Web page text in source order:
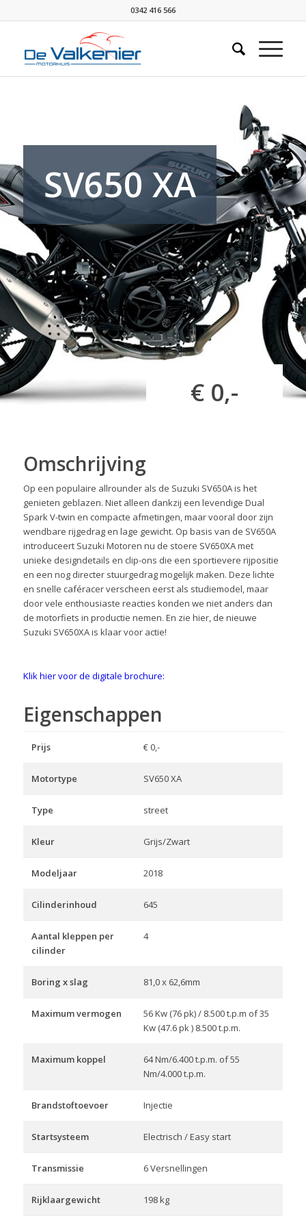
0342 416 566
SV650 XA
€ 0,-
Omschrijving
Op een populaire allrounder als de Suzuki SV650A is het
genieten geblazen. Niet alleen dankzij een levendige Dual
Spark V-twin en compacte afmetingen, maar vooral door zijn
wendbare rijgedrag en lage gewicht. Op basis van de SV650A
introduceert Suzuki Motoren nu de stoere SV650XA met
unieke designdetails en clip-ons die een sportievere rijpositie
en een nog directer stuurgedrag mogelijk maken. Deze lichte
en snelle caféracer verscheen eerst als studiemodel, maar
door vele enthousiaste reacties konden we niet anders dan
de motorfiets in productie nemen. En zie hier, de nieuwe
Suzuki SV650XA is klaar voor actie!
Klik hier voor de digitale brochure:
Eigenschappen
Prijs € 0,-
Motortype SV650 XA
Type street
Kleur Grijs/Zwart
Modeljaar 2018
Cilinderinhoud 645
Aantal kleppen per
cilinder
4
Boring x slag 81,0 x 62,6mm
Maximum vermogen
56 Kw (76 pk) / 8.500 t.p.m of 35
Kw (47.6 pk ) 8.500 t.p.m.
Maximum koppel
64 Nm/6.400 t.p.m. of 55
Nm/4.000 t.p.m.
Brandstoftoevoer Injectie
Startsysteem Electrisch / Easy start
Transmissie 6 Versnellingen
Rijklaargewicht 198 kg